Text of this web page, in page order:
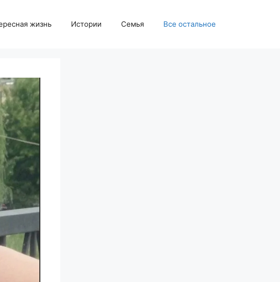
жизнь Истории Семья Все остальное